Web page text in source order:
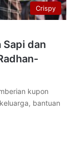
Crispy
dan
kupon
bantuan